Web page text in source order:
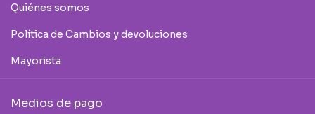
Quiénes somos
Política de Cambios y devoluciones
Mayorista
Medios de pago